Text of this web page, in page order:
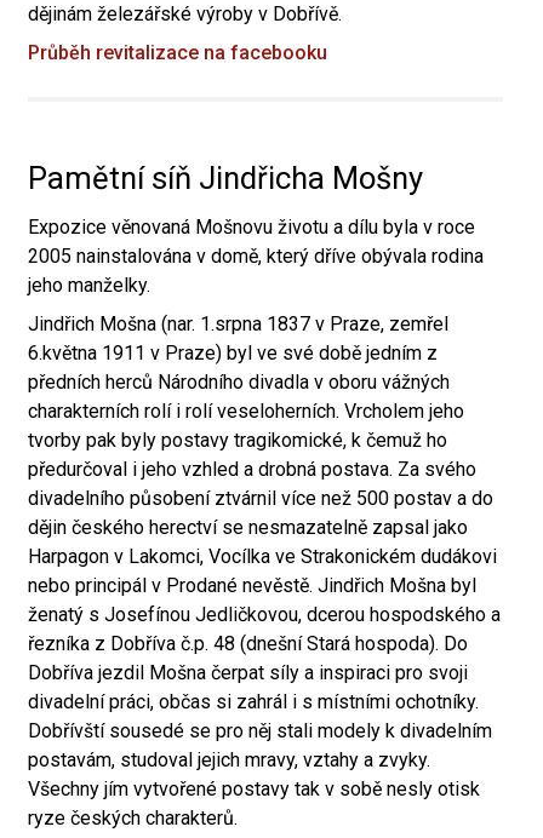
dějinám železářské výroby v Dobřívě.
Průběh revitalizace na facebooku
Pamětní síň Jindřicha Mošny
Expozice věnovaná Mošnovu životu a dílu byla v roce
2005 nainstalována v domě, který dříve obývala rodina
jeho manželky.
Jindřich Mošna (nar. 1.srpna 1837 v Praze, zemřel
6.května 1911 v Praze) byl ve své době jedním z
předních herců Národního divadla v oboru vážných
charakterních rolí i rolí veseloherních. Vrcholem jeho
tvorby pak byly postavy tragikomické, k čemuž ho
předurčoval i jeho vzhled a drobná postava. Za svého
divadelního působení ztvárnil více než 500 postav a do
dějin českého herectví se nesmazatelně zapsal jako
Harpagon v Lakomci, Vocílka ve Strakonickém dudákovi
nebo principál v Prodané nevěstě. Jindřich Mošna byl
ženatý s Josefínou Jedličkovou, dcerou hospodského a
řezníka z Dobříva č.p. 48 (dnešní Stará hospoda). Do
Dobříva jezdil Mošna čerpat síly a inspiraci pro svoji
divadelní práci, občas si zahrál i s místními ochotníky.
Dobřívští sousedé se pro něj stali modely k divadelním
postavám, studoval jejich mravy, vztahy a zvyky.
Všechny jím vytvořené postavy tak v sobě nesly otisk
ryze českých charakterů.